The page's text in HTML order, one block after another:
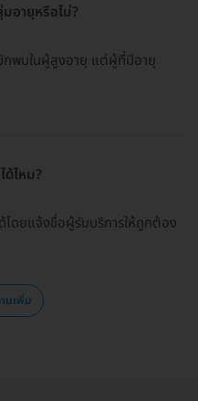
อายุหรือไม่?
กพบในผู้สูงอายุ แต่ผู้ที่มีอายุ
ไหม?
โดยแจ้งชื่อผู้รับบริการให้ถูกต้อง
มเพิ่ม